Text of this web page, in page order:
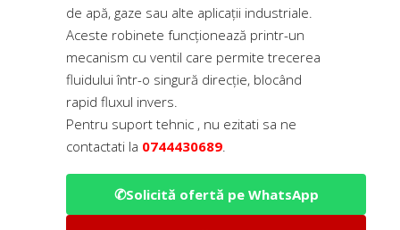
de apă, gaze sau alte aplicații industriale.
Aceste robinete funcționează printr-un
mecanism cu ventil care permite trecerea
fluidului într-o singură direcție, blocând
rapid fluxul invers.
Pentru suport tehnic , nu ezitati sa ne
contactati la 0744430689.
✆Solicită ofertă pe WhatsApp